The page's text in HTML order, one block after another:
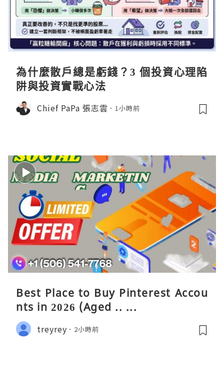
為什麼散戶總是虧錢？3 個投資心理陷
阱與投資實戰心法
Chief PaPa 張志雲 1小時前
Best Place to Buy Pinterest Accou
nts in 2026 (Aged .. ...
treyrey 2小時前